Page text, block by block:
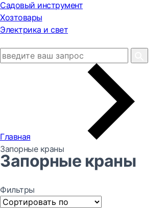
Садовый инструмент
Хозтовары
Электрика и свет
Главная
Запорные краны
Запорные краны
Фильтры